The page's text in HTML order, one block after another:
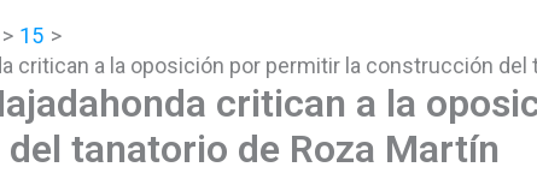
15
critican a la oposición por permitir la construcción del
critican a la
tanatorio de Roza Martín